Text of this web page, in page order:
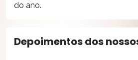
do ano.
Depoimentos dos